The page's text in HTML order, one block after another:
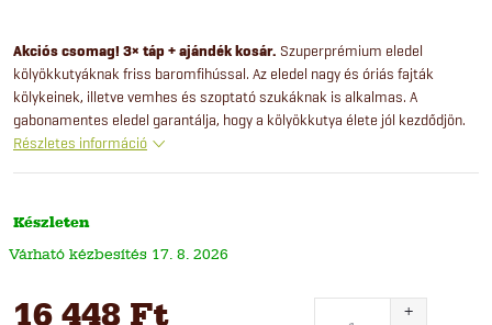
Akciós csomag! 3× táp + ajándék kosár. Szuperprémium eledel
kölyökkutyáknak friss baromfihússal. Az eledel nagy és óriás fajták
kölykeinek, illetve vemhes és szoptató szukáknak is alkalmas. A
gabonamentes eledel garantálja, hogy a kölyökkutya élete jól kezdődjön.
Részletes információ
Készleten
17. 8. 2026
16 448 Ft